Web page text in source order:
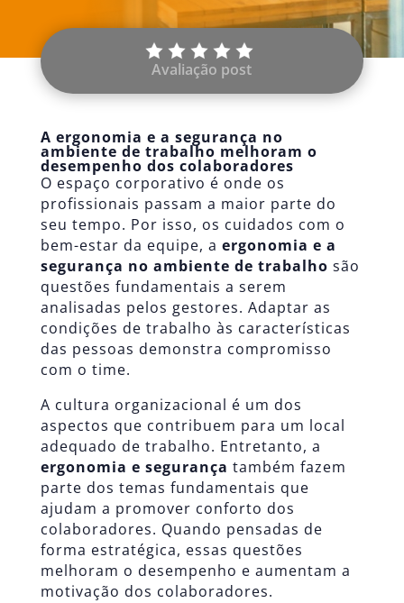
Avaliação post
A ergonomia e a segurança no
ambiente de trabalho melhoram o
desempenho dos colaboradores
O espaço corporativo é onde os
profissionais passam a maior parte do
seu tempo. Por isso, os cuidados com o
bem-estar da equipe, a ergonomia e a
segurança no ambiente de trabalho são
questões fundamentais a serem
analisadas pelos gestores. Adaptar as
condições de trabalho às características
das pessoas demonstra compromisso
com o time.
A cultura organizacional é um dos
aspectos que contribuem para um local
adequado de trabalho. Entretanto, a
ergonomia e segurança também fazem
parte dos temas fundamentais que
ajudam a promover conforto dos
colaboradores. Quando pensadas de
forma estratégica, essas questões
melhoram o desempenho e aumentam a
motivação dos colaboradores.